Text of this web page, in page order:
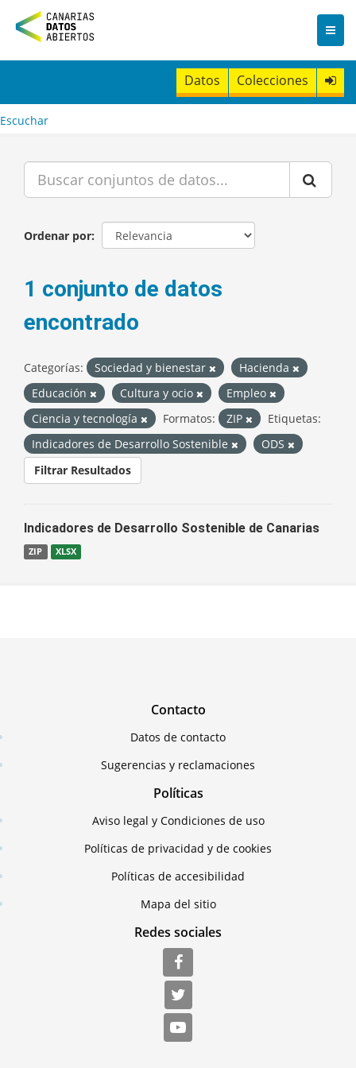
n
t
Datos Colecciones
Escuchar
Ordenar por
1 conjunto de datos
encontrado
Categorías: Sociedad y bienestar
Hacienda
Educación
Cultura y ocio
Empleo
Ciencia y tecnología
Formatos: ZIP
Etiquetas:
Indicadores de Desarrollo Sostenible
ODS
Filtrar Resultados
Indicadores de Desarrollo Sostenible de Canarias
ZIP XLSX
Contacto
Datos de contacto
Sugerencias y reclamaciones
Políticas
Aviso legal y Condiciones de uso
Políticas de privacidad y de cookies
Políticas de accesibilidad
Mapa del sitio
Redes sociales